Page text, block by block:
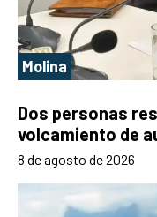
Molina
Dos personas
volcamiento de
8 de agosto de 2026